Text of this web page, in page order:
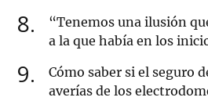
8
“Tenemos una ilusión
a la que había en los
9
Cómo saber si el seguro
averías de los